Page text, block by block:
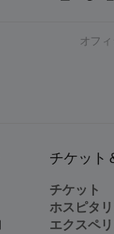
オフ
チケット
チケット
ホスピタ
エクスペ